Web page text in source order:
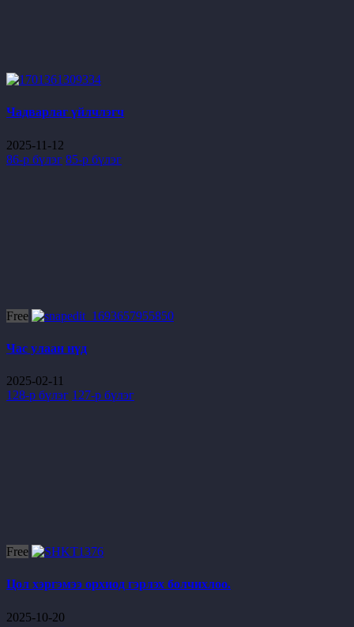
Чадварлаг үйлчлэгч
2025-11-12
86-р бүлэг 85-р бүлэг
Free
Час улаан нүд
2025-02-11
128-р бүлэг 127-р бүлэг
Free
Цол хэргэмээ орхиод гэрлэх болчихлоо.
2025-10-20